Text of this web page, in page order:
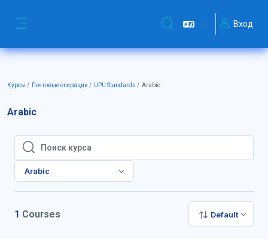
Изменить данныеВход
Курсы Почтовые операции UPU Standards Arabic
Arabic
Поиск курса
Поиск курса
Arabic
1 Courses Default